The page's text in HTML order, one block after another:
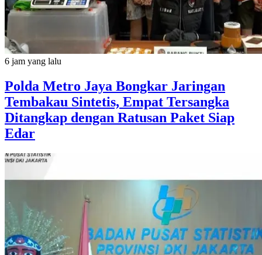
6 jam yang lalu
Polda Metro Jaya Bongkar Jaringan
Tembakau Sintetis, Empat Tersangka
Ditangkap dengan Ratusan Paket Siap
Edar